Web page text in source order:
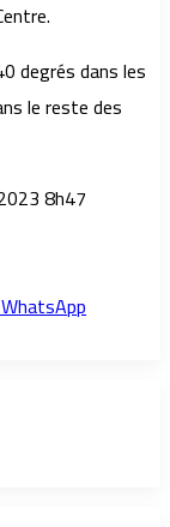
degrés dans les
le reste des
8h47
WhatsApp